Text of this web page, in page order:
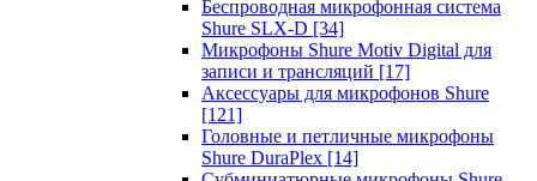
Беспроводная микрофонная система
Shure SLX-D [34]
Микрофоны Shure Motiv Digital для
записи и трансляций [17]
Аксессуары для микрофонов Shure
[121]
Головные и петличные микрофоны
Shure DuraPlex [14]